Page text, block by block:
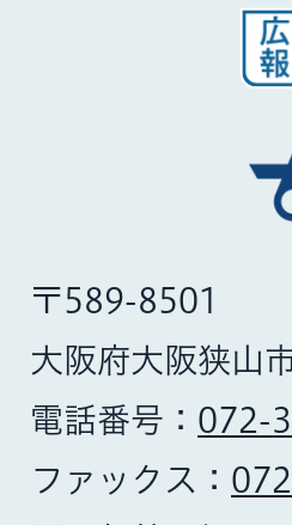
〒589-8501
大阪府大阪狭山
電話番号： 072-
ファックス：